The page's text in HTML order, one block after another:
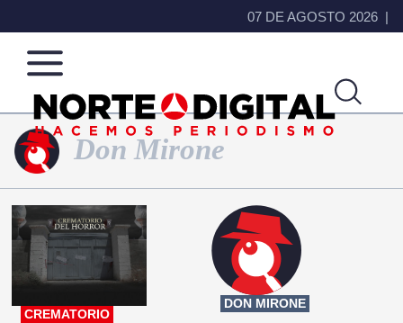
07 DE AGOSTO 2026
Norte
de
Ciudad
Juárez
Más
que
noticias,
hacemos periodismo
Don Mirone
CREMATORIO
DON MIRONE